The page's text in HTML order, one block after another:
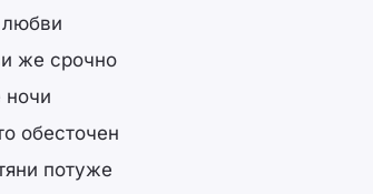
же срочно
обесточен
потуже